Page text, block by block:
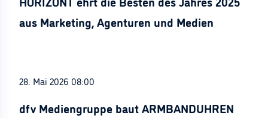
aus Marketing, Agenturen und Medien
28. Mai 2026 08:00
dfv Mediengruppe baut ARMBANDUHREN